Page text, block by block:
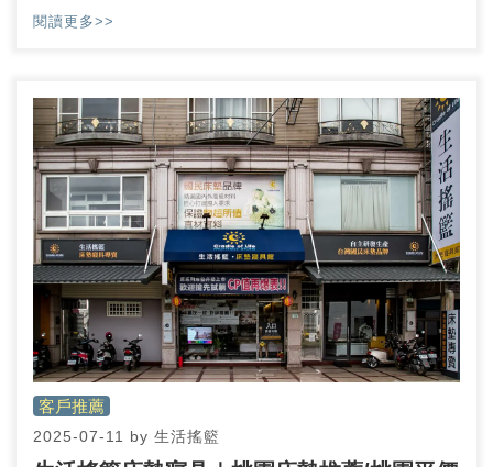
致力於提供溫馨、親切的服務，並在門市環境上營
閱讀更多>>
客戶推薦
2025-07-11 by 生活搖籃